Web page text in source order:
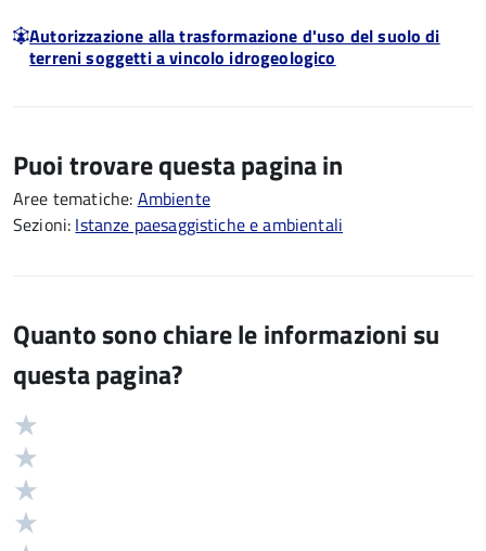
Autorizzazione alla trasformazione d'uso del suolo di
terreni soggetti a vincolo idrogeologico
Puoi trovare questa pagina in
Aree tematiche: Ambiente
Sezioni: Istanze paesaggistiche e ambientali
Quanto sono chiare le informazioni su
questa pagina?
Valutazione